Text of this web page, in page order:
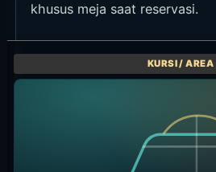
khusus meja saat reservasi.